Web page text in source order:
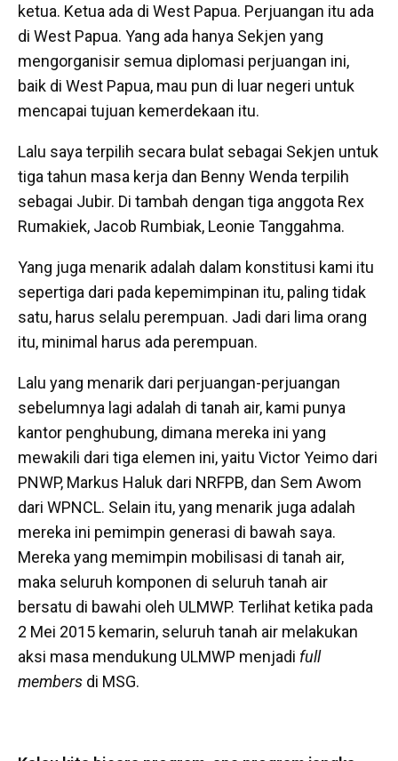
ketua. Ketua ada di West Papua. Perjuangan itu ada
di West Papua. Yang ada hanya Sekjen yang
mengorganisir semua diplomasi perjuangan ini,
baik di West Papua, mau pun di luar negeri untuk
mencapai tujuan kemerdekaan itu.
Lalu saya terpilih secara bulat sebagai Sekjen untuk
tiga tahun masa kerja dan Benny Wenda terpilih
sebagai Jubir. Di tambah dengan tiga anggota Rex
Rumakiek, Jacob Rumbiak, Leonie Tanggahma.
Yang juga menarik adalah dalam konstitusi kami itu
sepertiga dari pada kepemimpinan itu, paling tidak
satu, harus selalu perempuan. Jadi dari lima orang
itu, minimal harus ada perempuan.
Lalu yang menarik dari perjuangan-perjuangan
sebelumnya lagi adalah di tanah air, kami punya
kantor penghubung, dimana mereka ini yang
mewakili dari tiga elemen ini, yaitu Victor Yeimo dari
PNWP, Markus Haluk dari NRFPB, dan Sem Awom
dari WPNCL. Selain itu, yang menarik juga adalah
mereka ini pemimpin generasi di bawah saya.
Mereka yang memimpin mobilisasi di tanah air,
maka seluruh komponen di seluruh tanah air
bersatu di bawahi oleh ULMWP. Terlihat ketika pada
2 Mei 2015 kemarin, seluruh tanah air melakukan
aksi masa mendukung ULMWP menjadi full
members di MSG.